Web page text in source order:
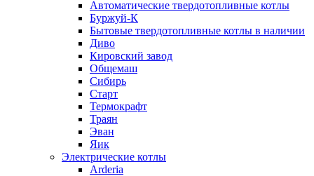
Автоматические твердотопливные котлы
Буржуй-К
Бытовые твердотопливные котлы в наличии
Диво
Кировский завод
Общемаш
Сибирь
Старт
Термокрафт
Траян
Эван
Яик
Электрические котлы
Arderia